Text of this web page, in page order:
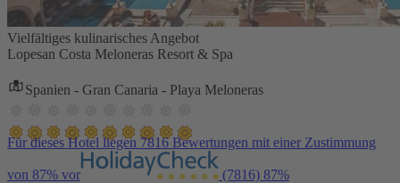
Vielfältiges kulinarisches Angebot
Lopesan Costa Meloneras Resort & Spa
Spanien - Gran Canaria - Playa Meloneras
Für dieses Hotel liegen 7816 Bewertungen mit einer Zustimmung
von 87% vor (7816) 87%